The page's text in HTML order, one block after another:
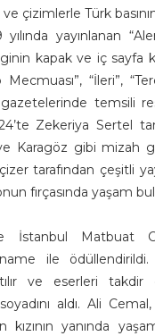
çizimlerle Türk
yayınlanan
kapak ve iç sayfa
Mecmuası”, “İleri”,
temsili
Zekeriya Sertel
Karagöz gibi mizah
tarafından çeşitli
fırçasında yaşam
İstanbul Matbuat
ile ödüllendirildi.
ve eserleri takdir
aldı. Ali Cemal,
yanında